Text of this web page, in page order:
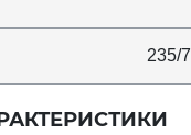
235/